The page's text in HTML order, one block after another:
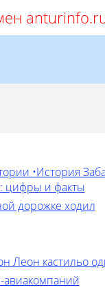
•История
цифры и факты
дорожке ходил
Леон кастильо
авиакомпаний